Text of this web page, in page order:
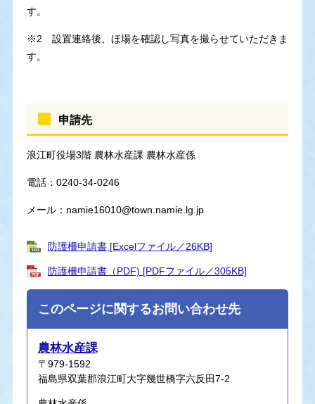
す。
※2 設置連絡後、ほ場を確認し写真を撮らせていただきま
す。
申請先
浪江町役場3階 農林水産課 農林水産係
電話：0240-34-0246
メール： namie16010@town.namie.lg.jp
防護柵申請書 [Excelファイル／26KB]
防護柵申請書（PDF) [PDFファイル／305KB]
このページに関するお問い合わせ先
農林水産課
〒979-1592
福島県双葉郡浪江町大字幾世橋字六反田7-2